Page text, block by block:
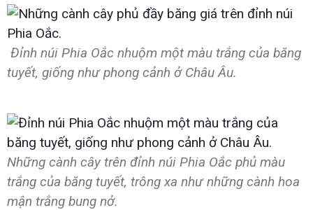
Đỉnh núi Phia Oắc nhuộm một màu trắng của băng
tuyết, giống như phong cảnh ở Châu Âu.
Những cành cây trên đỉnh núi Phia Oắc phủ màu
trắng của băng tuyết, trông xa như những cành hoa
mận trắng bung nở.